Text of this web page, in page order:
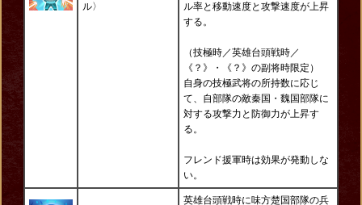
ル〉
ル率と移動速度と攻撃速度が上昇
する。
（技極時／英雄台頭戦時／
《？》・《？》の副将時限定）
自身の技極武将の所持数に応じ
て、自部隊の敵秦国・魏国部隊に
対する攻撃力と防御力が上昇す
る。
フレンド援軍時は効果が発動しな
い。
英雄台頭戦時に味方楚国部隊の兵